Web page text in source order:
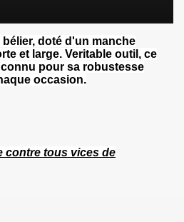
doté d'un manche
et large. Veritable outil, ce
pour sa robustesse
occasion.
contre tous vices de